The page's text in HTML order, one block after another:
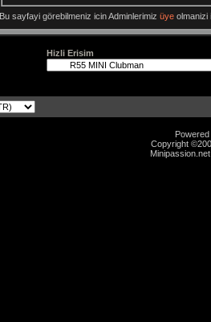
Bu sayfayi görebilmeniz icin Adminlerimiz üyeolmanizi
Hizli Erisim
Copyright